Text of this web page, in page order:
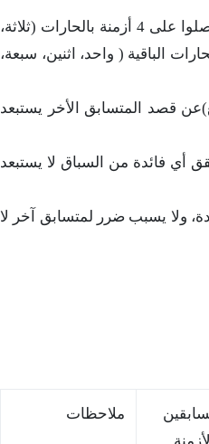
بعد اختيار الثمانية المتأهلين للنهائي أجعل المتسابقين الأفضل الذين حصلوا على 4 أزمنة بالحارات (ثلاثة،
بأطول 4 أزمنة ضعهم فى الحارات الباقية ( واحد، اثنين، سبعة،
قصد المتسابق الأخر يستبعد
أي فائدة من السباق لا يستبعد
ولا يسبب ضرر لمتسابق آخر لا
ملاحظات